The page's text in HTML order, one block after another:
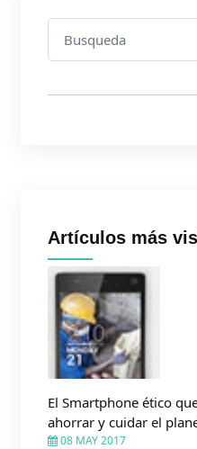
Artículos más
El Smartphone ético
ahorrar y cuidar el
08 MAY 2017